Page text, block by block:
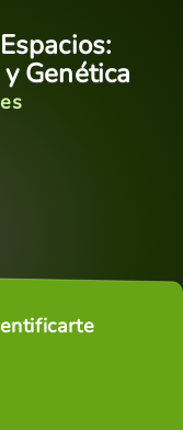
Genética